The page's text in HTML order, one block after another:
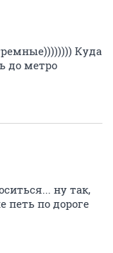
Куда
до метро
ну так,
петь по дороге